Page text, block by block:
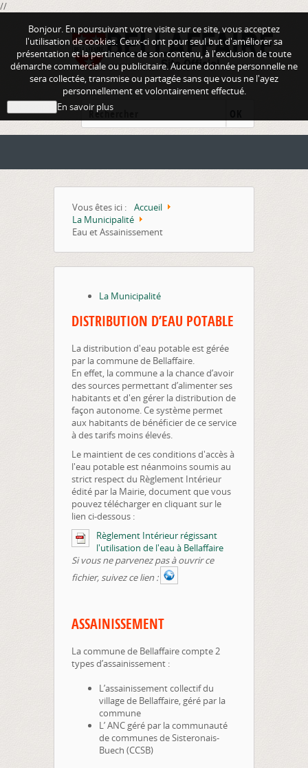
//
Bonjour. En poursuivant votre visite sur ce site, vous acceptez
l'utilisation de cookies. Ceux-ci ont pour seul but d'améliorer sa
présentation et la pertinence de son contenu, à l'exclusion de toute
démarche commerciale ou publicitaire. Aucune donnée personnelle ne
sera collectée, transmise ou partagée sans que vous ne l'ayez
personnellement et volontairement effectué.
En savoir plus
Vous êtes ici :
Accueil
La Municipalité
Eau et Assainissement
La Municipalité
DISTRIBUTION D’EAU POTABLE
La distribution d'eau potable est gérée
par la commune de Bellaffaire.
En effet, la commune a la chance d’avoir
des sources permettant d’alimenter ses
habitants et d'en gérer la distribution de
façon autonome. Ce système permet
aux habitants de bénéficier de ce service
à des tarifs moins élevés.
Le maintient de ces conditions d'accès à
l'eau potable est néanmoins soumis au
strict respect du Règlement Intérieur
édité par la Mairie, document que vous
pouvez télécharger en cliquant sur le
lien ci-dessous :
Règlement Intérieur régissant
l'utilisation de l'eau à Bellaffaire
Si vous ne parvenez pas à ouvrir ce
fichier, suivez ce lien :
ASSAINISSEMENT
La commune de Bellaffaire compte 2
types d’assainissement :
L’assainissement collectif du
village de Bellaffaire, géré par la
commune
L’ ANC géré par la communauté
de communes de Sisteronais-
Buech (CCSB)